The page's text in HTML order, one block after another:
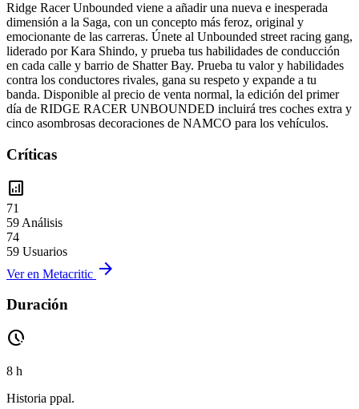
Ridge Racer Unbounded viene a añadir una nueva e inesperada
dimensión a la Saga, con un concepto más feroz, original y
emocionante de las carreras. Únete al Unbounded street racing gang,
liderado por Kara Shindo, y prueba tus habilidades de conducción
en cada calle y barrio de Shatter Bay. Prueba tu valor y habilidades
contra los conductores rivales, gana su respeto y expande a tu
banda. Disponible al precio de venta normal, la edición del primer
día de RIDGE RACER UNBOUNDED incluirá tres coches extra y
cinco asombrosas decoraciones de NAMCO para los vehículos.
Críticas
analytics
71
59 Análisis
74
59 Usuarios
Ver en Metacritic arrow_forward
Duración
pace
8 h
Historia ppal.